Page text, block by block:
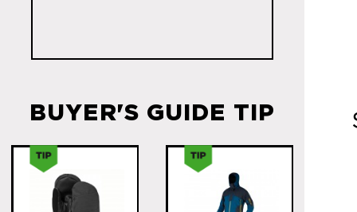
BUYER'S GUIDE TIP